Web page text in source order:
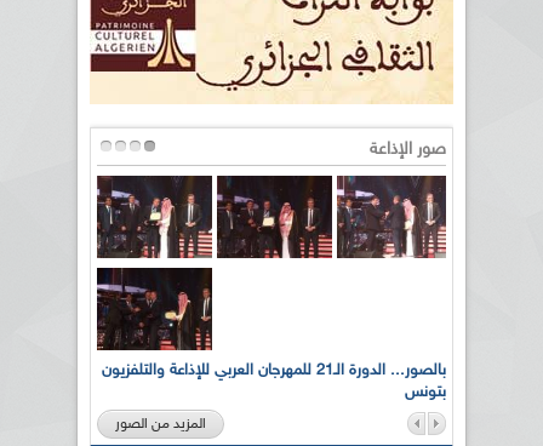
صور الإذاعة
بالصور... الدورة الـ21 للمهرجان العربي للإذاعة والتلفزيون
بتونس
المزيد من الصور